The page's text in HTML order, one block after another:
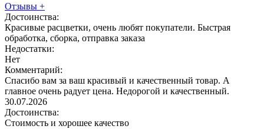
Отзывы +
Достоинства:
Красивые расцветки, очень любят покупатели. Быстрая
обработка, сборка, отправка заказа
Недостатки:
Нет
Комментарий:
Спасибо вам за ваш красивый и качественный товар. А
главное очень радует цена. Недорогой и качественный.
30.07.2026
Достоинства:
Стоимость и хорошее качество